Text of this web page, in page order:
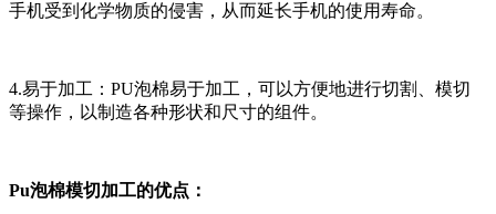
手机受到化学物质的侵害，从而延长手机的使用寿命。
4.易于加工：PU泡棉易于加工，可以方便地进行切割、模切
等操作，以制造各种形状和尺寸的组件。
Pu泡棉模切加工的优点：